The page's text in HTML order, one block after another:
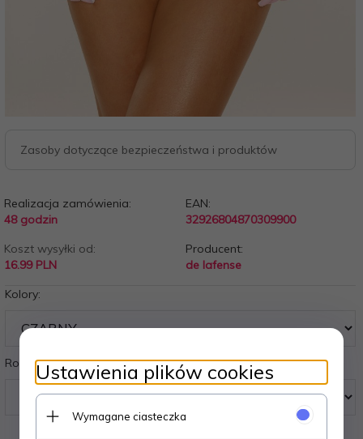
Zasoby dotyczące bezpieczeństwa i produktów
Realizacja zamówienia:
48 godzin
EAN:
32926804870309900
Koszt wysyłki od:
16.99 PLN
Producent:
de lafense
Kolory:
Rozmiary:Ustawienia plików cookies
Wymagane ciasteczka